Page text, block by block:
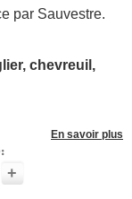
par Sauvestre.
chevreuil,
En savoir plus
+